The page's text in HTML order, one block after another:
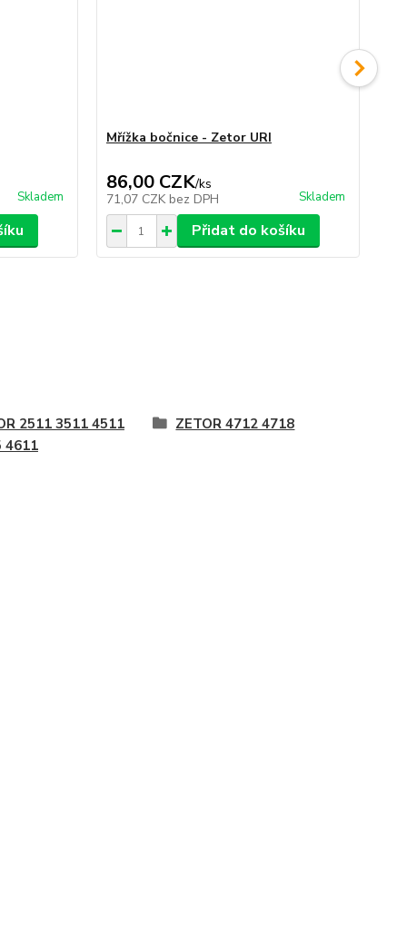
Skladem
Mřížka bočnice - Zetor URI
86,00 CZK/ks
71,07 CZK bez DPH Skladem
Přidat do košíku
2511 3511 4511
4611
ZETOR 4712 4718